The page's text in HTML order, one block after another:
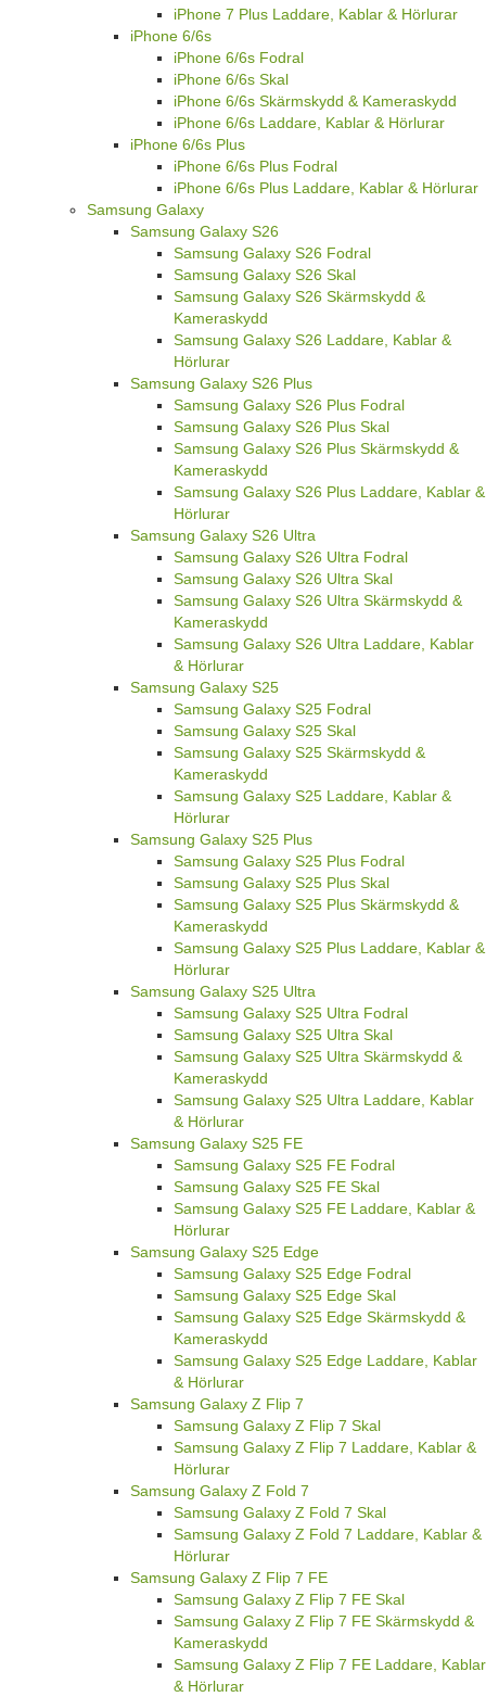
iPhone 7 Plus Laddare, Kablar & Hörlurar
iPhone 6/6s
iPhone 6/6s Fodral
iPhone 6/6s Skal
iPhone 6/6s Skärmskydd & Kameraskydd
iPhone 6/6s Laddare, Kablar & Hörlurar
iPhone 6/6s Plus
iPhone 6/6s Plus Fodral
iPhone 6/6s Plus Laddare, Kablar & Hörlurar
Samsung Galaxy
Samsung Galaxy S26
Samsung Galaxy S26 Fodral
Samsung Galaxy S26 Skal
Samsung Galaxy S26 Skärmskydd &
Kameraskydd
Samsung Galaxy S26 Laddare, Kablar &
Hörlurar
Samsung Galaxy S26 Plus
Samsung Galaxy S26 Plus Fodral
Samsung Galaxy S26 Plus Skal
Samsung Galaxy S26 Plus Skärmskydd &
Kameraskydd
Samsung Galaxy S26 Plus Laddare, Kablar &
Hörlurar
Samsung Galaxy S26 Ultra
Samsung Galaxy S26 Ultra Fodral
Samsung Galaxy S26 Ultra Skal
Samsung Galaxy S26 Ultra Skärmskydd &
Kameraskydd
Samsung Galaxy S26 Ultra Laddare, Kablar
& Hörlurar
Samsung Galaxy S25
Samsung Galaxy S25 Fodral
Samsung Galaxy S25 Skal
Samsung Galaxy S25 Skärmskydd &
Kameraskydd
Samsung Galaxy S25 Laddare, Kablar &
Hörlurar
Samsung Galaxy S25 Plus
Samsung Galaxy S25 Plus Fodral
Samsung Galaxy S25 Plus Skal
Samsung Galaxy S25 Plus Skärmskydd &
Kameraskydd
Samsung Galaxy S25 Plus Laddare, Kablar &
Hörlurar
Samsung Galaxy S25 Ultra
Samsung Galaxy S25 Ultra Fodral
Samsung Galaxy S25 Ultra Skal
Samsung Galaxy S25 Ultra Skärmskydd &
Kameraskydd
Samsung Galaxy S25 Ultra Laddare, Kablar
& Hörlurar
Samsung Galaxy S25 FE
Samsung Galaxy S25 FE Fodral
Samsung Galaxy S25 FE Skal
Samsung Galaxy S25 FE Laddare, Kablar &
Hörlurar
Samsung Galaxy S25 Edge
Samsung Galaxy S25 Edge Fodral
Samsung Galaxy S25 Edge Skal
Samsung Galaxy S25 Edge Skärmskydd &
Kameraskydd
Samsung Galaxy S25 Edge Laddare, Kablar
& Hörlurar
Samsung Galaxy Z Flip 7
Samsung Galaxy Z Flip 7 Skal
Samsung Galaxy Z Flip 7 Laddare, Kablar &
Hörlurar
Samsung Galaxy Z Fold 7
Samsung Galaxy Z Fold 7 Skal
Samsung Galaxy Z Fold 7 Laddare, Kablar &
Hörlurar
Samsung Galaxy Z Flip 7 FE
Samsung Galaxy Z Flip 7 FE Skal
Samsung Galaxy Z Flip 7 FE Skärmskydd &
Kameraskydd
Samsung Galaxy Z Flip 7 FE Laddare, Kablar
& Hörlurar